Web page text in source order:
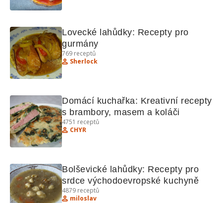
Lovecké lahůdky: Recepty pro
gurmány
769 receptů
Sherlock
Domácí kuchařka: Kreativní recepty
s brambory, masem a koláči
4751 receptů
CHYR
Bolševické lahůdky: Recepty pro
srdce východoevropské kuchyně
4879 receptů
miloslav